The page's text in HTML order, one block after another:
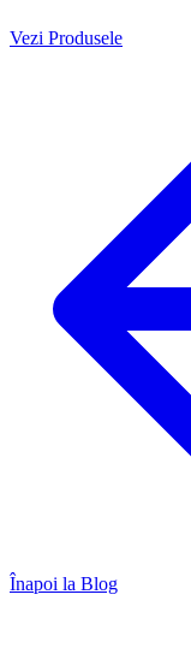
Vezi Produsele
Înapoi la Blog